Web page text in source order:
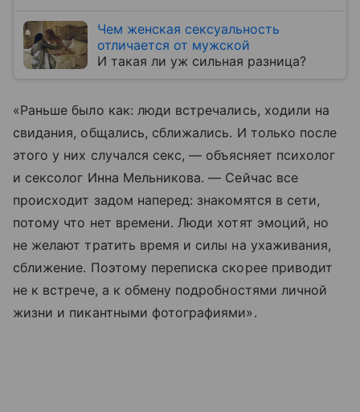
Чем женская сексуальность
отличается от мужской
И такая ли уж сильная разница?
«Раньше было как: люди встречались, ходили на
свидания, общались, сближались. И только после
этого у них случался секс, — объясняет психолог
и сексолог Инна Мельникова. — Сейчас все
происходит задом наперед: знакомятся в сети,
потому что нет времени. Люди хотят эмоций, но
не желают тратить время и силы на ухаживания,
сближение. Поэтому переписка скорее приводит
не к встрече, а к обмену подробностями личной
жизни и пикантными фотографиями».